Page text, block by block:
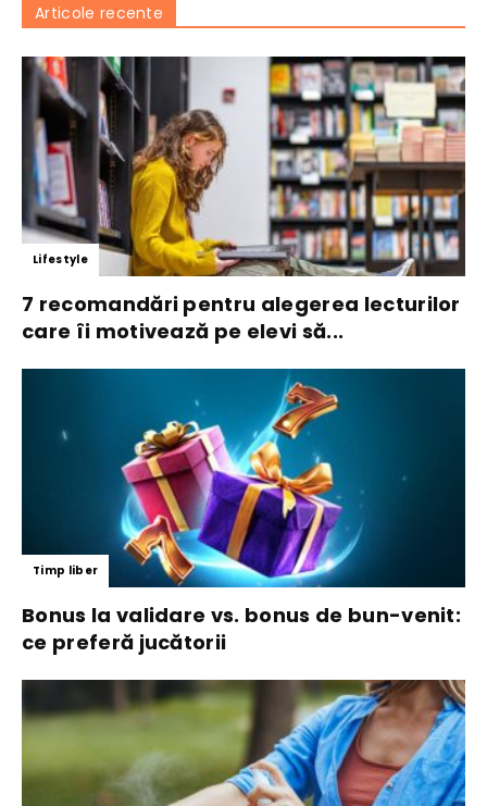
Articole recente
Lifestyle
7 recomandări pentru alegerea lecturilor
care îi motivează pe elevi să...
Timp liber
Bonus la validare vs. bonus de bun-venit:
ce preferă jucătorii